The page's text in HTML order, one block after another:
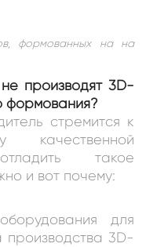
формованных на на
производят 3D-
формования?
стремится к
качественной
такое
и вот почему:
для
производства 3D-